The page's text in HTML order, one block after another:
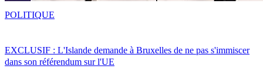
EXCLUSIF : L'Islande demande à Bruxelles de ne pas s'immiscer
dans son référendum sur l'UE
POLITIQUE